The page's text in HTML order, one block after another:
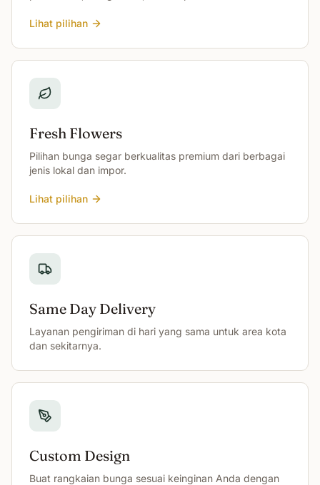
Lihat pilihan
Fresh Flowers
Pilihan bunga segar berkualitas premium dari berbagai
jenis lokal dan impor.
Lihat pilihan
Same Day Delivery
Layanan pengiriman di hari yang sama untuk area kota
dan sekitarnya.
Custom Design
Buat rangkaian bunga sesuai keinginan Anda dengan